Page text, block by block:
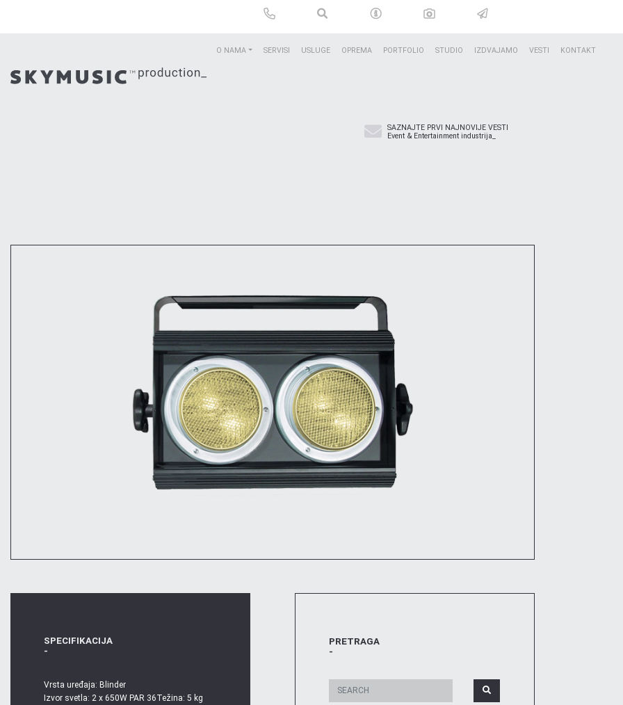
O NAMA SERVISI USLUGE OPREMA PORTFOLIO STUDIO IZDVAJAMO VESTI KONTAKT
SAZNAJTE PRVI NAJNOVIJE VESTI
Event & Entertainment industrija_
SPECIFIKACIJA
-
Vrsta uređaja: Blinder
Izvor svetla: 2 x 650W PAR 36Težina: 5 kg
PRETRAGA
-